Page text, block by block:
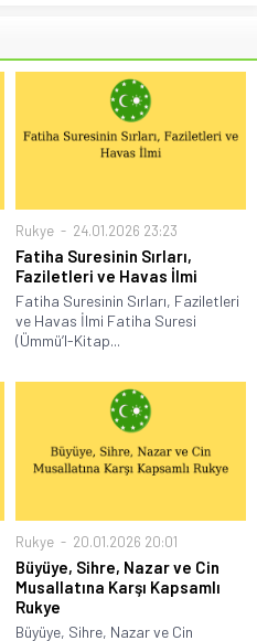
Rukye 24.01.2026 23:23
Fatiha Suresinin Sırları,
Faziletleri ve Havas İlmi
Fatiha Suresinin Sırları, Faziletleri
ve Havas İlmi Fatiha Suresi
(Ümmü’l-Kitap...
Rukye 20.01.2026 20:01
Büyüye, Sihre, Nazar ve Cin
Musallatına Karşı Kapsamlı
Rukye
Büyüye, Sihre, Nazar ve Cin